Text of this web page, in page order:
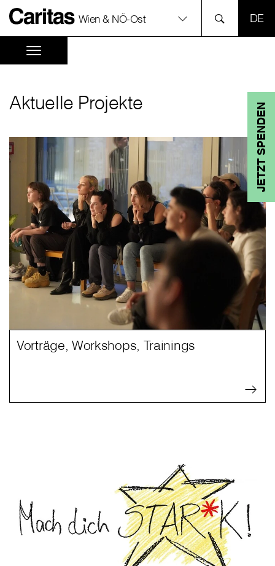
Wien & NÖ-Ost
JETZT SPENDEN
Aktuelle Projekte
Vorträge, Workshops, Trainings